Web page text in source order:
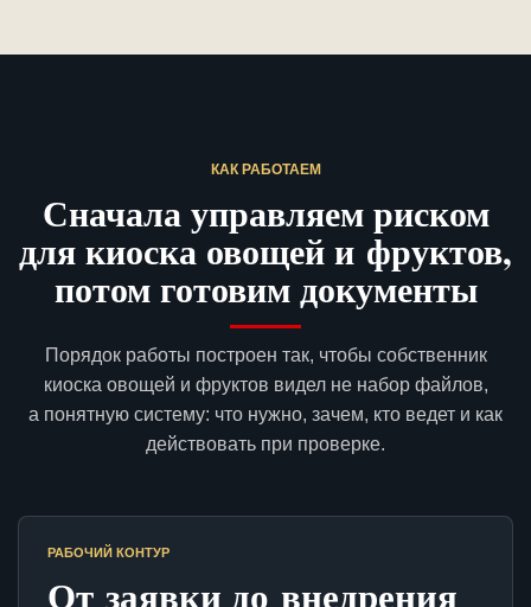
КАК РАБОТАЕМ
Сначала управляем риском
для киоска овощей и фруктов,
потом готовим документы
Порядок работы построен так, чтобы собственник
киоска овощей и фруктов видел не набор файлов,
а понятную систему: что нужно, зачем, кто ведет и как
действовать при проверке.
РАБОЧИЙ КОНТУР
От заявки до внедрения